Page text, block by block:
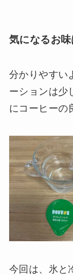
気になるお
分かりやすい
ーションは少
にコーヒーの
今回は、氷と